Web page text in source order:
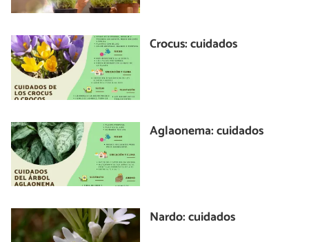
Crocus: cuidados
Aglaonema: cuidados
Nardo: cuidados